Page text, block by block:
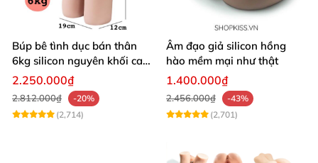
Búp bê tình dục bán thân
6kg silicon nguyên khối cao
cấp giá rẻ
2.250.000₫
2.812.000₫
-20%
(2,714)
Âm đạo giả silicon hồng
hào mềm mại như thật
1.400.000₫
2.456.000₫
-43%
(2,701)